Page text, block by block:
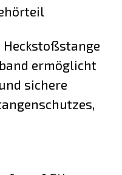
Heckstoßstange
ermöglicht
sichere